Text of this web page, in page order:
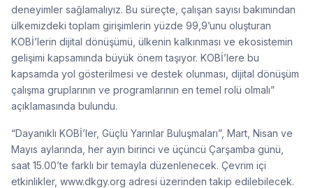
deneyimler sağlamalıyız. Bu süreçte, çalışan sayısı bakımından
ülkemizdeki toplam girişimlerin yüzde 99,9’unu oluşturan
KOBİ’lerin dijital dönüşümü, ülkenin kalkınması ve ekosistemin
gelişimi kapsamında büyük önem taşıyor. KOBİ’lere bu
kapsamda yol gösterilmesi ve destek olunması, dijital dönüşüm
çalışma gruplarının ve programlarının en temel rolü olmalı”
açıklamasında bulundu.
“Dayanıklı KOBİ’ler, Güçlü Yarınlar Buluşmaları”, Mart, Nisan ve
Mayıs aylarında, her ayın birinci ve üçüncü Çarşamba günü,
saat 15.00’te farklı bir temayla düzenlenecek. Çevrim içi
etkinlikler, www.dkgy.org adresi üzerinden takip edilebilecek.